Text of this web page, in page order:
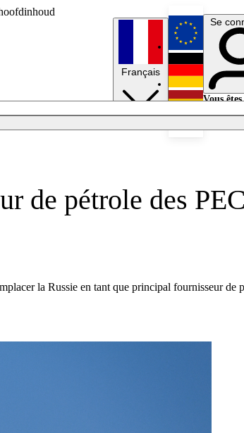
Français
English
Deutsch
Se
Vous
de pétrole des
la Russie en tant que principal fournisseur de